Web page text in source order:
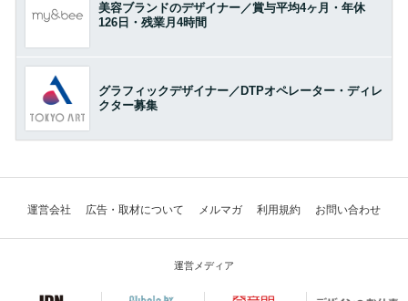
美容ブランドのデザイナー／賞与平均4ヶ月・年休
126日・残業月4時間
グラフィックデザイナー／DTPオペレーター・ディレ
クター募集
運営会社 広告・取材について メルマガ 利用規約 お問い合わせ
運営メディア